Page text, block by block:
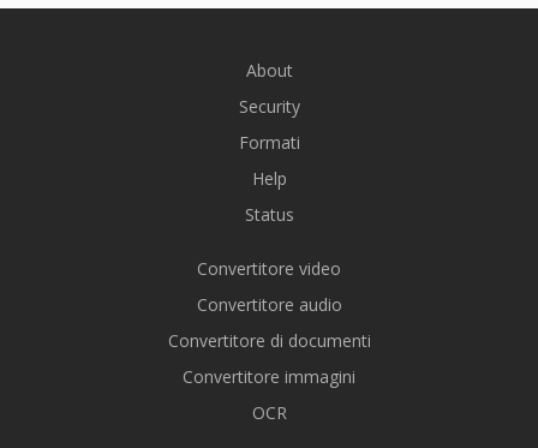
About
Security
Formati
Help
Status
Convertitore video
Convertitore audio
Convertitore di documenti
Convertitore immagini
OCR